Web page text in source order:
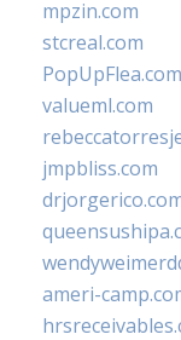
mpzin.com
stcreal.com
PopUpFlea.com
valueml.com
jmpbliss.com
ameri-